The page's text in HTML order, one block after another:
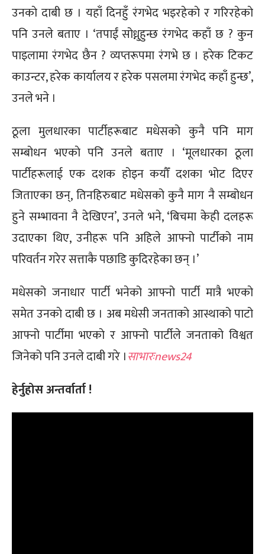
उनकाे दाबी छ । यहाँ दिनहुँ रंगभेद भइरहेकाे र गरिरहेकाे
पनि उनले बताए । ‘तपाईं सोध्नुहुन्छ रंगभेद कहाँ छ ? कुन
पाइलामा रंगभेद छैन ? व्यप्तरूपमा रंगभे छ । हरेक टिकट
काउन्टर, हरेक कार्यालय र हरेक पसलमा रंगभेद कहाँ हुन्छ’,
उनले भने ।
ठूला मुलधारका पार्टीहरूबाट मधेसको कुनै पनि माग
सम्बोधन भएकाे पनि उनले बताए । ‘मूलधारका ठूला
पार्टीहरूलाई एक दशक होइन कयौँ दशका भोट दिएर
जिताएका छन्, तिनहिरुबाट मधेसको कुनै माग नै सम्बोधन
हुने सम्भावना नै देखिएन’, उनले भने, ‘बिचमा केही दलहरू
उदाएका थिए, उनीहरू पनि अहिले आफ्नो पार्टीको नाम
परिवर्तन गरेर सत्ताकै पछाडि कुदिरहेका छन् ।’
मधेसको जनाधार पार्टी भनेको आफ्नो पार्टी मात्रै भएकाे
समेत उनकाे दाबी छ । अब मधेसी जनताकाे आस्थाको पाटो
आफ्नो पार्टीमा भएकाे र आफ्नो पार्टीले जनताको विश्वत
जिनेको पनि उनले दाबी गरे ।साभारःnews24
हेर्नुहोस अन्तर्वार्ता !